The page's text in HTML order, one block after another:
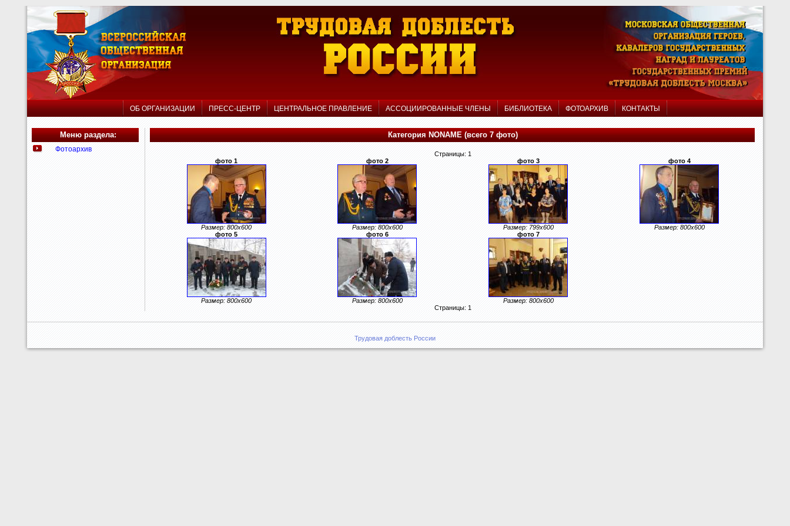
ОБ ОРГАНИЗАЦИИ ПРЕСС-ЦЕНТР ЦЕНТРАЛЬНОЕ ПРАВЛЕНИЕ АССОЦИИРОВАННЫЕ ЧЛЕНЫ БИБЛИОТЕКА ФОТОАРХИВ КОНТАКТЫ
Меню раздела:
Фотоархив
Категория NONAME (всего 7 фото)
Страницы: 1
фото 1
Размер: 800x600
фото 2
Размер: 800x600
фото 3
Размер: 799x600
фото 4
Размер: 800x600
фото 5
Размер: 800x600
фото 6
Размер: 800x600
фото 7
Размер: 800x600
Страницы: 1
Трудовая доблесть России